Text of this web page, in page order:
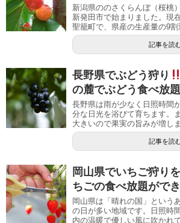
新潟県ののさくらんぼ（桜桃
新発田市で始まりました。現
聖籠町で、県産の生産量の9
記事を読
長野県でぶどう狩り
の麓でぶどう食べ放
長野県は雨が少なく日照時間
分な日光を浴びて育ちます。
大きいので果実の旨みが増し
記事を読
岡山県でいちご狩り
ちごの食べ放題がで
岡山県は「晴れの国」という
の日が多い地域です。日照時
内の温暖で優しい風に吹かれ